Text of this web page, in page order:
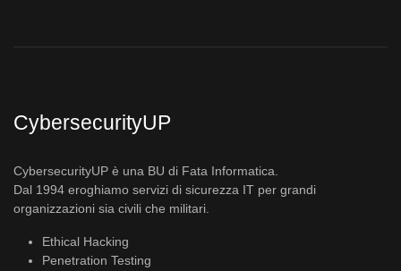
CybersecurityUP
CybersecurityUP è una BU di Fata Informatica.
Dal 1994 eroghiamo servizi di sicurezza IT per grandi
organizzazioni sia civili che militari.
Ethical Hacking
Penetration Testing